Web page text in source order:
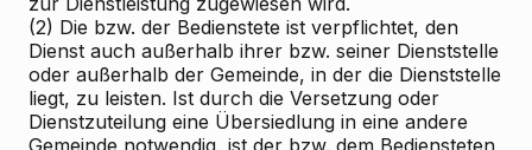
(2) Die bzw. der Bedienstete ist verpflichtet, den
Dienst auch außerhalb ihrer bzw. seiner Dienststelle
oder außerhalb der Gemeinde, in der die Dienststelle
liegt, zu leisten. Ist durch die Versetzung oder
Dienstzuteilung eine Übersiedlung in eine andere
Gemeinde notwendig, ist der bzw. dem Bediensteten